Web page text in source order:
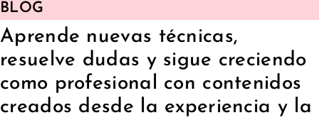
BLOG
Aprende nuevas técnicas,
resuelve dudas y sigue creciendo
como profesional con contenidos
creados desde la experiencia y la